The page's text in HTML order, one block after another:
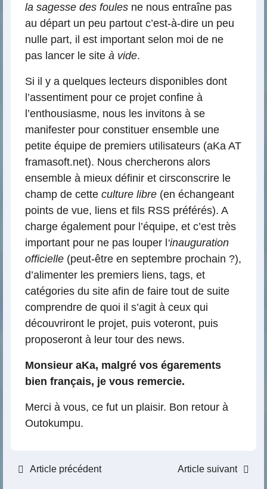
la sagesse des foules ne nous entraîne pas
au départ un peu partout c’est-à-dire un peu
nulle part, il est important selon moi de ne
pas lancer le site à vide.
Si il y a quelques lecteurs disponibles dont
l’assentiment pour ce projet confine à
l’enthousiasme, nous les invitons à se
manifester pour constituer ensemble une
petite équipe de premiers utilisateurs (aKa AT
framasoft.net). Nous chercherons alors
ensemble à mieux définir et cirsconscrire le
champ de cette culture libre (en échangeant
points de vue, liens et fils RSS préférés). A
charge également pour l’équipe, et c’est très
important pour ne pas louper l‘inauguration
officielle (peut-être en septembre prochain ?),
d’alimenter les premiers liens, tags, et
catégories du site afin de faire tout de suite
comprendre de quoi il s’agit à ceux qui
découvriront le projet, puis voteront, puis
proposeront à leur tour des news.
Monsieur aKa, malgré vos égarements
bien français, je vous remercie.
Merci à vous, ce fut un plaisir. Bon retour à
Outokumpu.
Article précédent Article suivant